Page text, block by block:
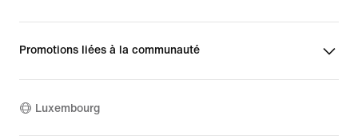
Promotions liées à la communauté
Luxembourg